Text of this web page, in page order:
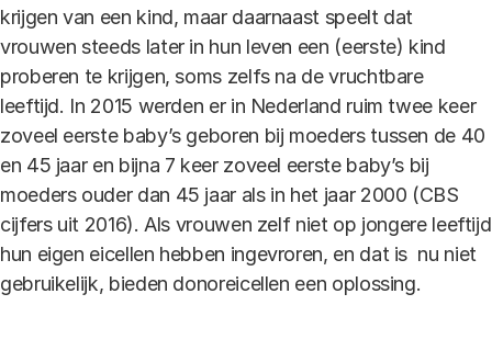
krijgen van een kind, maar daarnaast speelt dat
vrouwen steeds later in hun leven een (eerste) kind
proberen te krijgen, soms zelfs na de vruchtbare
leeftijd. In 2015 werden er in Nederland ruim twee keer
zoveel eerste baby’s geboren bij moeders tussen de 40
en 45 jaar en bijna 7 keer zoveel eerste baby’s bij
moeders ouder dan 45 jaar als in het jaar 2000 (CBS
cijfers uit 2016). Als vrouwen zelf niet op jongere leeftijd
hun eigen eicellen hebben ingevroren, en dat is nu niet
gebruikelijk, bieden donoreicellen een oplossing.